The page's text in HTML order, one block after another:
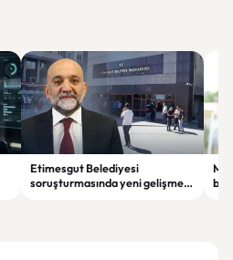
Etimesgut Belediyesi
soruşturmasında yeni gelişme: